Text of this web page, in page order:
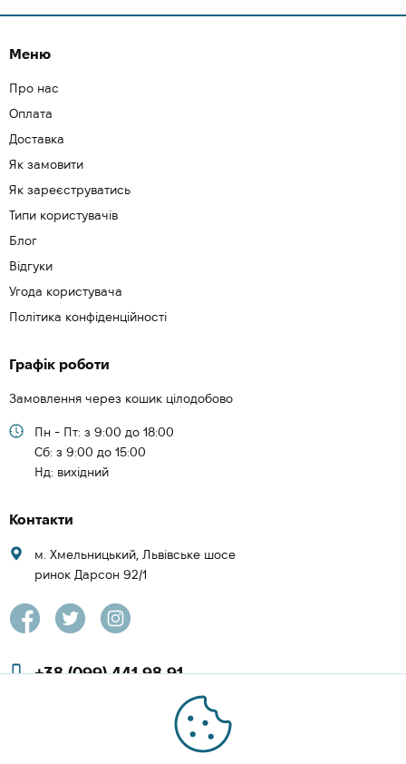
Меню
Про нас
Оплата
Доставка
Як замовити
Як зареєструватись
Типи користувачів
Блог
Відгуки
Угода користувача
Політика конфіденційності
Графік роботи
Замовлення через кошик цілодобово
Пн - Пт: з 9:00 до 18:00
Cб: з 9:00 до 15:00
Нд: вихідний
Контакти
м. Хмельницький, Львівське шосе
ринок Дарсон 92/1
+38 (099) 441 98 91
+38 (097) 423 08 00
zachesa86@gmail.com